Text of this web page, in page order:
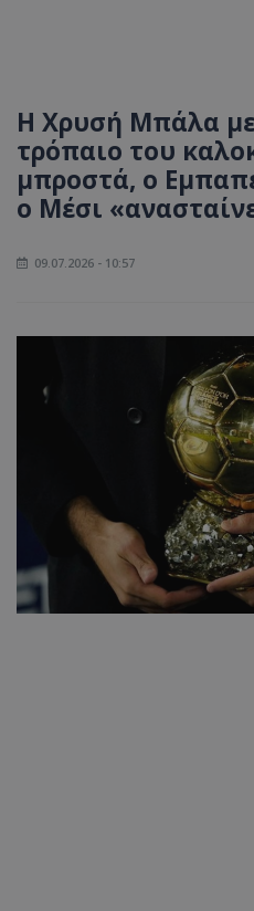
Η Χρυσή Μπάλα
τρόπαιο του
μπροστά, ο
ο Μέσι
09.07.2026 - 10:57